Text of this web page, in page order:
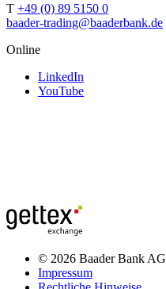
T +49 (0) 89 5150 0
baader-trading@baaderbank.de
Online
LinkedIn
YouTube
© 2026 Baader Bank AG
Impressum